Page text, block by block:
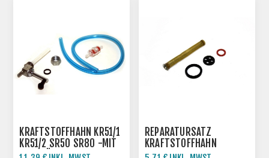
KRAFTSTOFFHAHN KR51/1
KR51/2 SR50 SR80 -MIT
ZUBEHÖR
REPARATURSATZ
KRAFTSTOFFHAHN
SIMSON ROLLER SR50